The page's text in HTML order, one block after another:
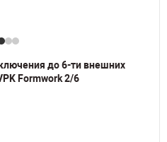
до 6-ти внешних
Formwork 2/6